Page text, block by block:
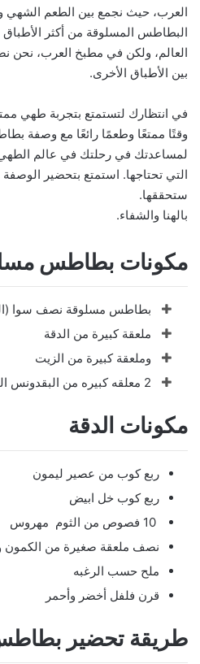
العرب، حيث نجمع بين الطعم الشهي
البطاطس المسلوقة من أكثر
العالم، ولكن في مطبخ العرب، نحن
بين الأطباق الأخرى.
في انتظارك لتستمتع بتجربة طهي
وقتًا ممتعًا وطعمًا رائعًا مع وصفة
لمساعدتك في رحلتك في عالم الطهي
التي تحتاجها. استمتع بتحضير الوصفة
ستحققها.
بالهنا والشفاء.
مكونات بطاطس
بطاطس مسلوقة نصف سوا
ملعقة كبيرة من الدقة
وملعقة كبيرة من الزيت
2 معلقه كبيره من البقدونس المفروم
مكونات الدقة
ربع كوب من عصير ليمون
ربع كوب خل ابيض
نصف ملعقة صغيرة من الكمون
ملح حسب الرغبه
قرن فلفل أخضر وأحمر
طريقة تحضير